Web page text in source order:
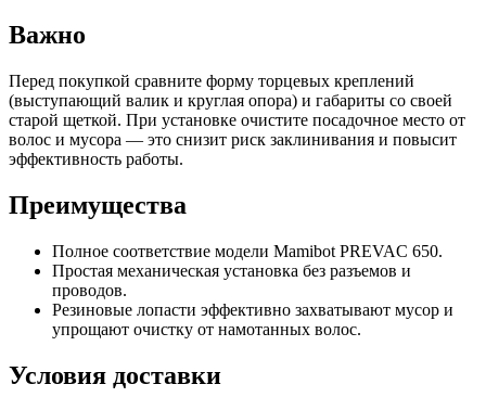
Важно
Перед покупкой сравните форму торцевых креплений
(выступающий валик и круглая опора) и габариты со своей
старой щеткой. При установке очистите посадочное место от
волос и мусора — это снизит риск заклинивания и повысит
эффективность работы.
Преимущества
Полное соответствие модели Mamibot PREVAC 650.
Простая механическая установка без разъемов и
проводов.
Резиновые лопасти эффективно захватывают мусор и
упрощают очистку от намотанных волос.
Условия доставки